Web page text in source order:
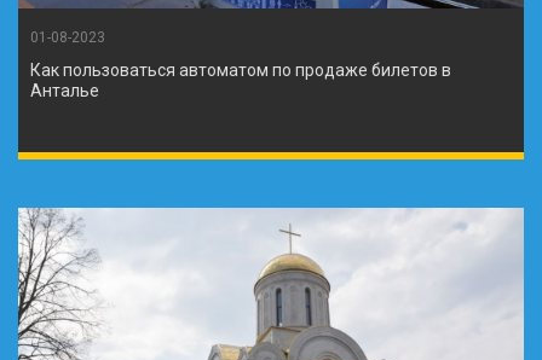
01-08-2023
Как пользоваться автоматом по продаже билетов в
Анталье